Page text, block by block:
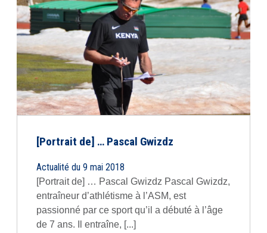
[Portrait de] … Pascal Gwizdz
Actualité du 9 mai 2018
[Portrait de] … Pascal Gwizdz Pascal Gwizdz,
entraîneur d’athlétisme à l’ASM, est
passionné par ce sport qu’il a débuté à l’âge
de 7 ans. Il entraîne, [...]